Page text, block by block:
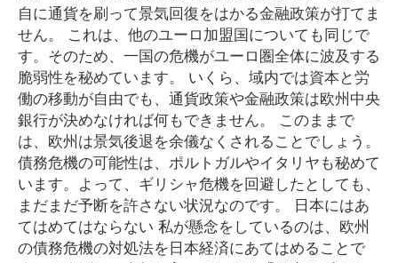
自に通貨を刷って景気回復をはかる金融政策が打てま
せん。 これは、他のユーロ加盟国についても同じで
す。そのため、一国の危機がユーロ圏全体に波及する
脆弱性を秘めています。 いくら、域内では資本と労
働の移動が自由でも、通貨政策や金融政策は欧州中央
銀行が決めなければ何もできません。 このままで
は、欧州は景気後退を余儀なくされることでしょう。
債務危機の可能性は、ポルトガルやイタリヤも秘めて
います。よって、ギリシャ危機を回避したとしても、
まだまだ予断を許さない状況なのです。 日本にはあ
てはめてはならない 私が懸念をしているのは、欧州
の債務危機の対処法を日本経済にあてはめることで